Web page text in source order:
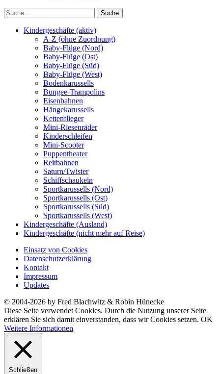
Kindergeschäfte (aktiv)
A-Z (ohne Zuordnung)
Baby-Flüge (Nord)
Baby-Flüge (Ost)
Baby-Flüge (Süd)
Baby-Flüge (West)
Bodenkarussells
Bungee-Trampolins
Eisenbahnen
Hängekarussells
Kettenflieger
Mini-Riesenräder
Kinderschleifen
Mini-Scooter
Puppentheater
Reitbahnen
Saturn/Twister
Schiffschaukeln
Sportkarussells (Nord)
Sportkarussells (Ost)
Sportkarussells (Süd)
Sportkarussells (West)
Kindergeschäfte (Ausland)
Kindergeschäfte (nicht mehr auf Reise)
Einsatz von Cookies
Datenschutzerklärung
Kontakt
Impressum
Updates
© 2004-2026 by Fred Blachwitz & Robin Hünecke
Diese Seite verwendet Cookies. Durch die Nutzung unserer Seite
erklären Sie sich damit einverstanden, dass wir Cookies setzen. OK
Weitere Informationen
Schließen